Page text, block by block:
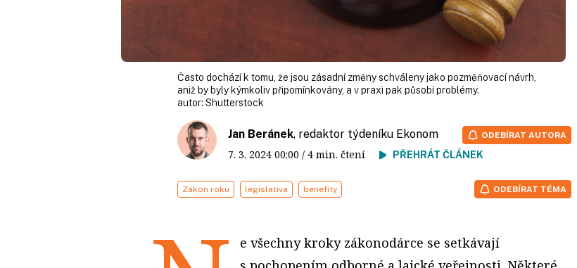
Často dochází k tomu, že jsou zásadní změny schváleny jako pozměňovací návrh,
aniž by byly kýmkoliv připomínkovány, a v praxi pak působí problémy.
autor: Shutterstock
Jan Beránek, redaktor týdeníku Ekonom
7. 3. 2024 00:00 / 4 min. čtení PŘEHRÁT ČLÁNEK
ODEBÍRAT AUTORA
Zákon roku legislativa benefity ODEBÍRAT TÉMA
e všechny kroky zákonodárce se setkávají